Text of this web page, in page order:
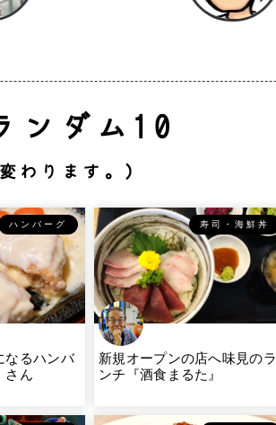
ンダム10
わります。）
ハンバーグ
なるハンバ
さん
寿司・海鮮丼
新規オープンの店へ味見のラ
ンチ『酒食まるた』